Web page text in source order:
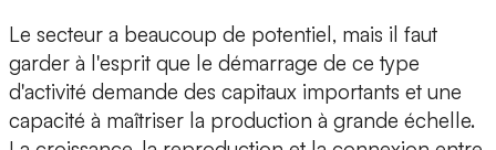
Le secteur a beaucoup de potentiel, mais il faut
garder à l'esprit que le démarrage de ce type
d'activité demande des capitaux importants et une
capacité à maîtriser la production à grande échelle.